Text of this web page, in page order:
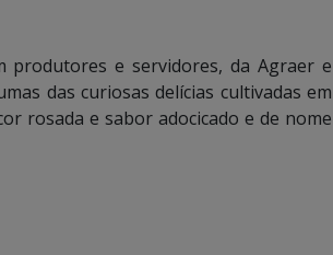
produtores e servidores, da Agraer e
das curiosas delícias cultivadas em
rosada e sabor adocicado e de nome